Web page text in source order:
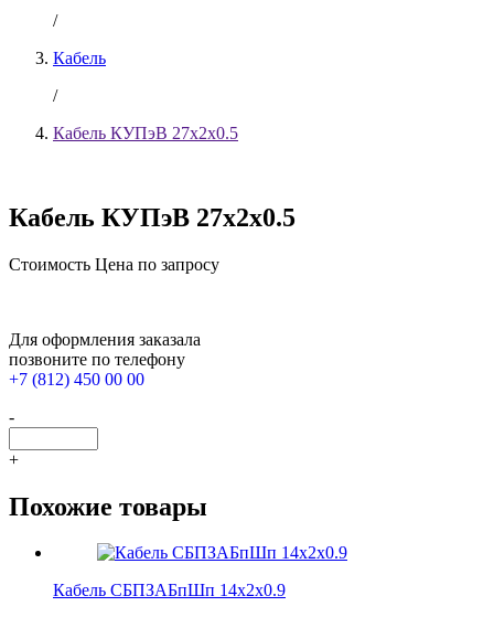
/
Кабель
/
Кабель КУПэВ 27х2х0.5
Кабель КУПэВ 27х2х0.5
Стоимость Цена по запросу
Для оформления заказала
позвоните по телефону
+7 (812) 450 00 00
-
+
Похожие товары
Кабель СБПЗАБпШп 14х2х0.9